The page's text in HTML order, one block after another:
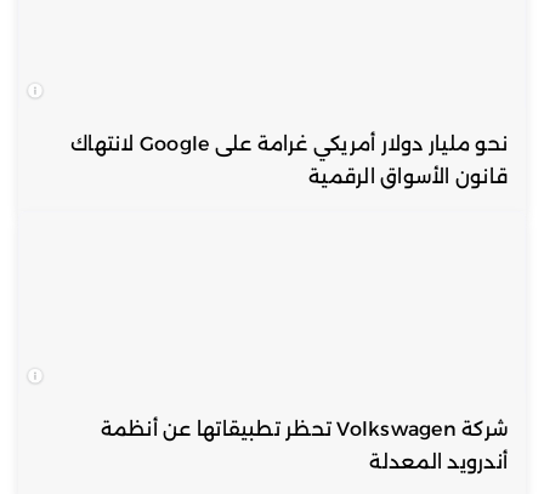
نحو مليار دولار أمريكي غرامة على Google لانتهاك
قانون الأسواق الرقمية
شركة Volkswagen تحظر تطبيقاتها عن أنظمة
أندرويد المعدلة